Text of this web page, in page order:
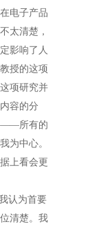
电子产品
太清楚，
影响了人
授的这项
项研究并
容的分
——所有的
为中心。
上看会更
认为首要
清楚。我